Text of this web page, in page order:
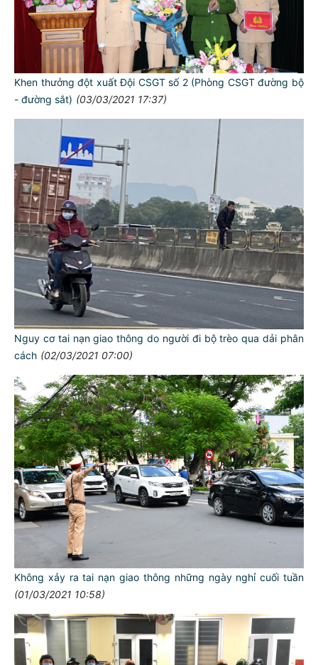
Khen thưởng đột xuất Đội CSGT số 2 (Phòng CSGT đường bộ
- đường sắt) (03/03/2021 17:37)
Nguy cơ tai nạn giao thông do người đi bộ trèo qua dải phân
cách (02/03/2021 07:00)
Không xảy ra tai nạn giao thông những ngày nghỉ cuối tuần
(01/03/2021 10:58)